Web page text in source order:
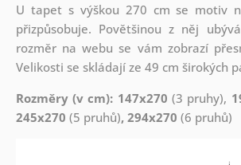
U tapet s výškou 270 cm se motiv
přizpůsobuje. Povětšinou z něj
rozměr na webu se vám zobrazí
Velikosti se skládají ze 49 cm širokých
Rozměry (v cm): 147x270 (3 pruhy),
245x270 (5 pruhů), 294x270 (6 pruhů)